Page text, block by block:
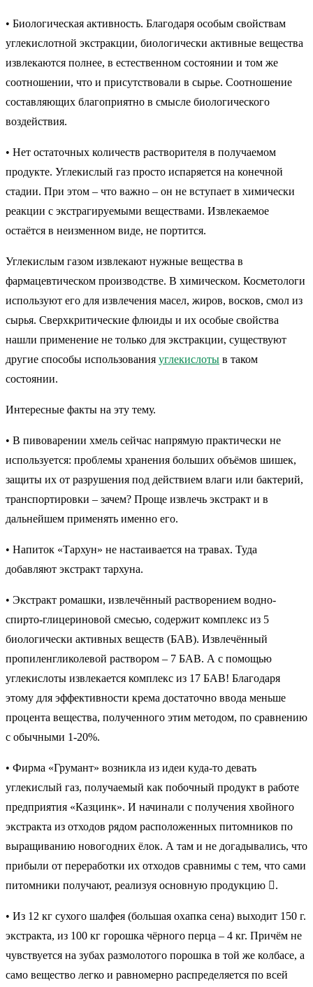
• Биологическая активность. Благодаря особым свойствам
углекислотной экстракции, биологически активные вещества
извлекаются полнее, в естественном состоянии и том же
соотношении, что и присутствовали в сырье. Соотношение
составляющих благоприятно в смысле биологического
воздействия.
• Нет остаточных количеств растворителя в получаемом
продукте. Углекислый газ просто испаряется на конечной
стадии. При этом – что важно – он не вступает в химически
реакции с экстрагируемыми веществами. Извлекаемое
остаётся в неизменном виде, не портится.
Углекислым газом извлекают нужные вещества в
фармацевтическом производстве. В химическом. Косметологи
используют его для извлечения масел, жиров, восков, смол из
сырья. Сверхкритические флюиды и их особые свойства
нашли применение не только для экстракции, существуют
другие способы использования углекислоты в таком
состоянии.
Интересные факты на эту тему.
• В пивоварении хмель сейчас напрямую практически не
используется: проблемы хранения больших объёмов шишек,
защиты их от разрушения под действием влаги или бактерий,
транспортировки – зачем? Проще извлечь экстракт и в
дальнейшем применять именно его.
• Напиток «Тархун» не настаивается на травах. Туда
добавляют экстракт тархуна.
• Экстракт ромашки, извлечённый растворением водно-
спирто-глицериновой смесью, содержит комплекс из 5
биологически активных веществ (БАВ). Извлечённый
пропиленгликолевой раствором – 7 БАВ. А с помощью
углекислоты извлекается комплекс из 17 БАВ! Благодаря
этому для эффективности крема достаточно ввода меньше
процента вещества, полученного этим методом, по сравнению
с обычными 1-20%.
• Фирма «Грумант» возникла из идеи куда-то девать
углекислый газ, получаемый как побочный продукт в работе
предприятия «Казцинк». И начинали с получения хвойного
экстракта из отходов рядом расположенных питомников по
выращиванию новогодних ёлок. А там и не догадывались, что
прибыли от переработки их отходов сравнимы с тем, что сами
питомники получают, реализуя основную продукцию .
• Из 12 кг сухого шалфея (большая охапка сена) выходит 150 г.
экстракта, из 100 кг горошка чёрного перца – 4 кг. Причём не
чувствуется на зубах размолотого порошка в той же колбасе, а
само вещество легко и равномерно распределяется по всей